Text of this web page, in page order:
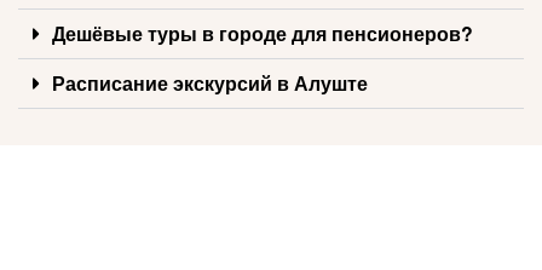
Дешёвые туры в городе для пенсионеров?
Расписание экскурсий в Алуште